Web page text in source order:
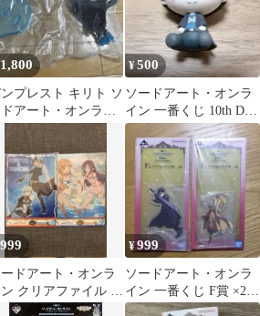
1,800
プレスト キリト ソ
アート・オンライ
フィギュア
¥500
ソードアート・オンラ
イン 一番くじ 10th D賞
ちょこのっこ キリト
999
ードアート・オンラ
クリアファイル 4
セット 一番くじ E賞
¥999
ソードアート・オンラ
イン 一番くじ F賞 ×2
アクリルスタンド キリ